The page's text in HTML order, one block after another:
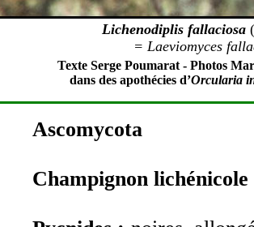
Lichenodiplis fallaciosa
= Laeviomyces
Texte Serge Poumarat - Photos
dans des apothécies d’Orcularia
Ascomycota
Champignon lichénicole